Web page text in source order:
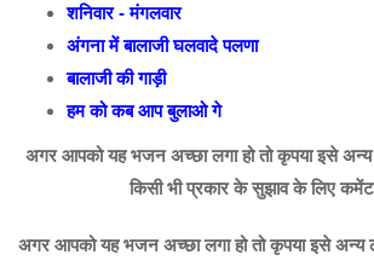
शनिवार - मंगलवार
अंगना में बालाजी घलवादे पलणा
बालाजी की गाड़ी
हम को कब आप बुलाओ गे
अगर आपको यह भजन अच्छा लगा हो तो कृपया इसे अन्य
किसी भी प्रकार के सुझाव के लिए
अगर आपको यह भजन अच्छा लगा हो तो कृपया इसे अन्य